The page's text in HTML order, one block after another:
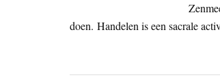
doen. Handelen is een sacrale